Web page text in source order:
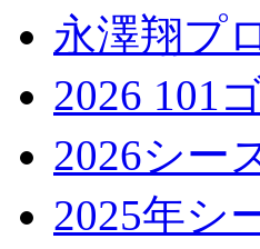
永澤翔プ
2026 101
2026シー
2025年シ